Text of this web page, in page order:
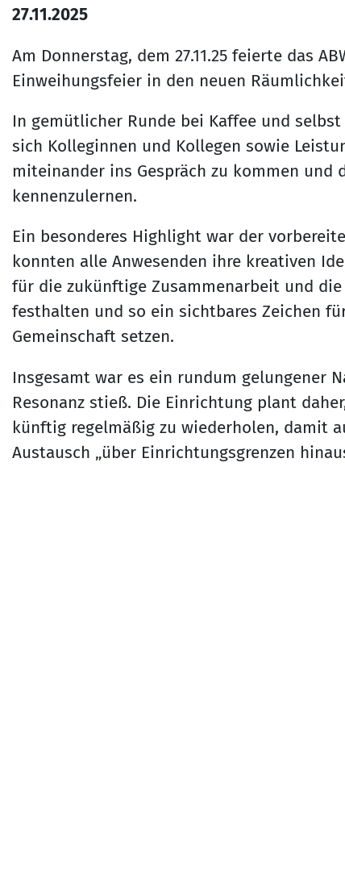
27.11.2025
Am Donnerstag, dem 27.11.25 feierte das
Einweihungsfeier in den neuen
In gemütlicher Runde bei Kaffee und
sich Kolleginnen und Kollegen sowie
miteinander ins Gespräch zu kommen und
kennenzulernen.
Ein besonderes Highlight war der
konnten alle Anwesenden ihre kreativen
für die zukünftige Zusammenarbeit und
festhalten und so ein sichtbares Zeichen
Gemeinschaft setzen.
Insgesamt war es ein rundum gelungener
Resonanz stieß. Die Einrichtung plant
künftig regelmäßig zu wiederholen, damit
Austausch „über Einrichtungsgrenzen